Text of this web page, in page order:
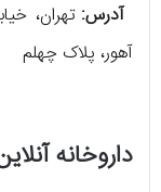
آدرس: تهران،
آهور، پلاک چهلم
داروخانه